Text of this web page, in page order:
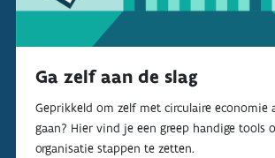
Ga zelf aan de slag
Geprikkeld om zelf met circulaire economie
gaan? Hier vind je een greep handige tools
organisatie stappen te zetten.